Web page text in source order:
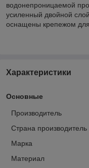
водонепроницаемой
усиленный двойной
оснащены крепежом
Характеристики
Основные
Производитель
Страна производитель
Марка
Материал